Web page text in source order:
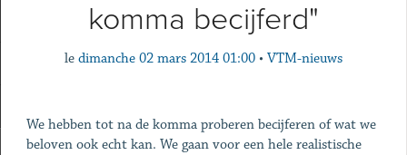
komma becijferd"
le dimanche 02 mars 2014 01:00 • VTM-nieuws
We hebben tot na de komma proberen becijferen of wat we
beloven ook echt kan. We gaan voor een hele realistische